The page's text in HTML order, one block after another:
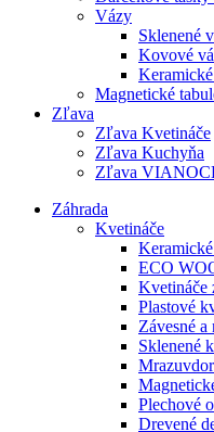
Vázy
Sklenené
Kovové
Magnetické
Zľava
Zľava Kvetináče
Zľava Kuchyňa
Zľava
Záhrada
Kvetináče
ECO
Kvetináče
Plastové
Závesné a
Sklenené
Plechové
Drevené